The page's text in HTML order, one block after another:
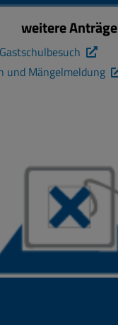
weitere Anträge
und Mängelmeldung